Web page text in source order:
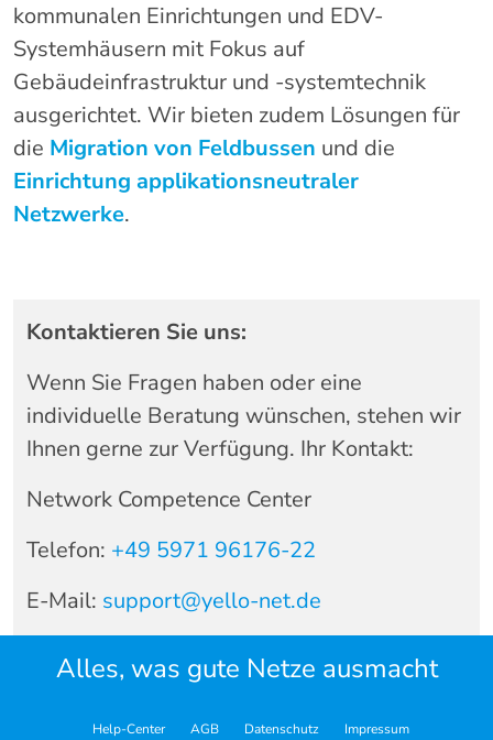
kommunalen Einrichtungen und EDV-
Systemhäusern mit Fokus auf
Gebäudeinfrastruktur und -systemtechnik
ausgerichtet. Wir bieten zudem Lösungen für
die Migration von Feldbussen und die
Einrichtung applikationsneutraler
Netzwerke.
Kontaktieren Sie uns:
Wenn Sie Fragen haben oder eine
individuelle Beratung wünschen, stehen wir
Ihnen gerne zur Verfügung. Ihr Kontakt:
Network Competence Center
Telefon: +49 5971 96176-22
E-Mail: support@yello-net.de
Alles, was gute Netze ausmacht
Help-Center AGB Datenschutz Impressum